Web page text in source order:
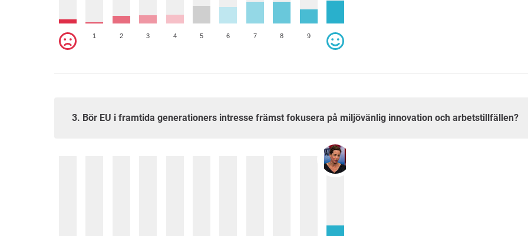
1 2 3 4 5 6 7 8 9
3. Bör EU i framtida generationers intresse främst fokusera på miljövänlig innovation och arbetstillfällen?